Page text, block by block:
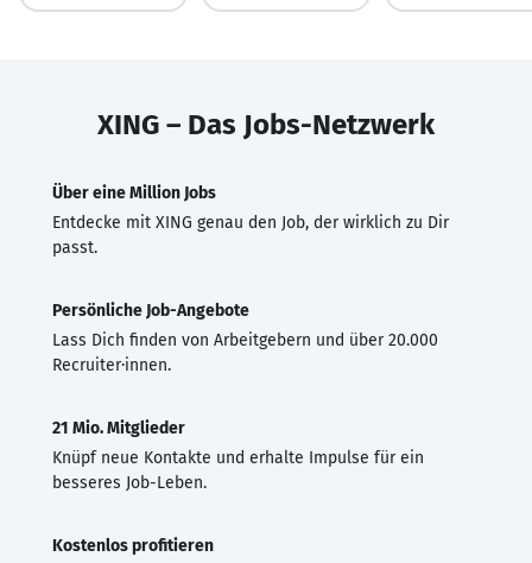
XING – Das Jobs-Netzwerk
Über eine Million Jobs
Entdecke mit XING genau den Job, der wirklich zu Dir
passt.
Persönliche Job-Angebote
Lass Dich finden von Arbeitgebern und über 20.000
Recruiter·innen.
21 Mio. Mitglieder
Knüpf neue Kontakte und erhalte Impulse für ein
besseres Job-Leben.
Kostenlos profitieren